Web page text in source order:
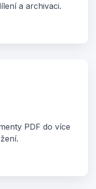
a archivaci.
PDF do více